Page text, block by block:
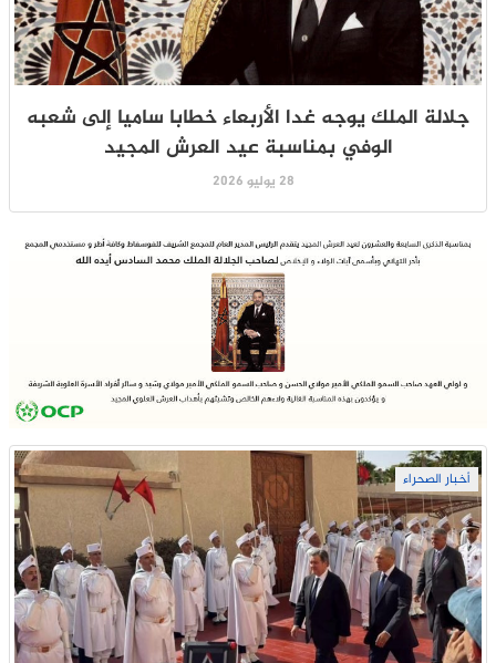
جلالة الملك يوجه غدا الأربعاء خطابا ساميا إلى شعبه
الوفي بمناسبة عيد العرش المجيد
28 يوليو 2026
أخبار الصحراء